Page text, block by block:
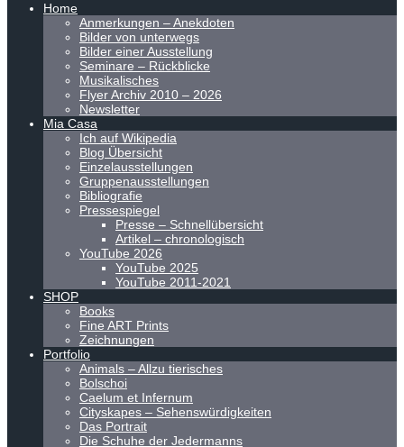
Home
Anmerkungen – Anekdoten
Bilder von unterwegs
Bilder einer Ausstellung
Seminare – Rückblicke
Musikalisches
Flyer Archiv 2010 – 2026
Newsletter
Mia Casa
Ich auf Wikipedia
Blog Übersicht
Einzelausstellungen
Gruppenausstellungen
Bibliografie
Pressespiegel
Presse – Schnellübersicht
Artikel – chronologisch
YouTube 2026
YouTube 2025
YouTube 2011-2021
SHOP
Books
Fine ART Prints
Zeichnungen
Portfolio
Animals – Allzu tierisches
Bolschoi
Caelum et Infernum
Cityskapes – Sehenswürdigkeiten
Das Portrait
Die Schuhe der Jedermanns